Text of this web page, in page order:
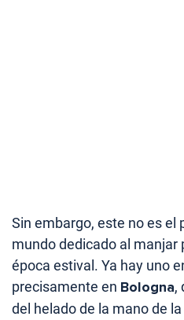
Sin embargo, este no es el
mundo dedicado al manjar
época estival. Ya hay uno
precisamente en Bologna,
del helado de la mano de